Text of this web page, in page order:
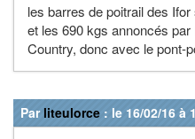
les barres de poitrail des
et les 690 kgs annoncés
Country, donc avec le pont-
Par liteulorce : le 16/02/16 à